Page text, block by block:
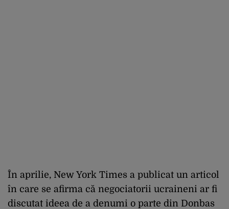
În aprilie, New York Times a publicat un articol
în care se afirma că negociatorii ucraineni ar fi
discutat ideea de a denumi o parte din Donbas